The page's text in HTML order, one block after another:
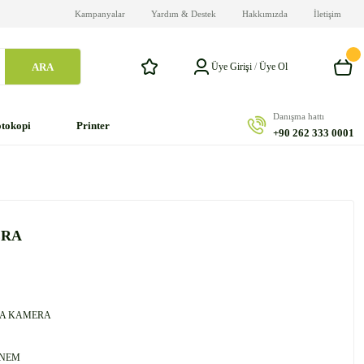
Kampanyalar Yardım & Destek Hakkımızda İletişim
ARA Üye Girişi /Üye Ol
Printer
Danışma hattı
+90 262 333 0001
KAMERA